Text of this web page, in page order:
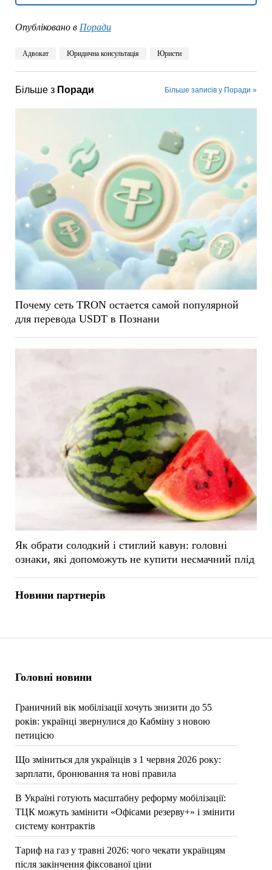
Головні новини
Граничний вік мобілізації хочуть знизити до 55
років: українці звернулися до Кабміну з новою
петицією
Що зміниться для українців з 1 червня 2026 року:
зарплати, бронювання та нові правила
В Україні готують масштабну реформу мобілізації:
ТЦК можуть замінити «Офісами резерву+» і змінити
систему контрактів
Тариф на газ у травні 2026: чого чекати українцям
після закінчення фіксованої ціни
Опубліковано в Поради
Адвокат Юридична консультація Юристи
Більше з Поради Більше записів у Поради »
Почему сеть TRON остается самой популярной
для перевода USDT в Познани
Як обрати солодкий і стиглий кавун: головні
ознаки, які допоможуть не купити несмачний плід
Новини партнерів